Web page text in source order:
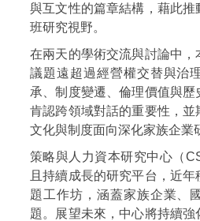
與互文性的篇章結構，藉此
班研究視野。
在兩天的學術交流與討論中
議題遠超過經營權交替與治
承、制度變遷、倫理價值與歷
肯認跨領域對話的重要性，並
文化與制度面向深化家族企業
策略與人力資本研究中心（
且持續成長的研究平台，近
題工作坊，涵蓋家族企業、
題。展望未來，中心將持續